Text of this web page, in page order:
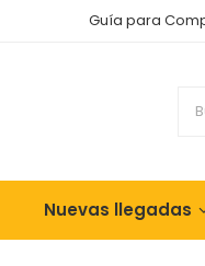
Guía para
Nuevas llegadas